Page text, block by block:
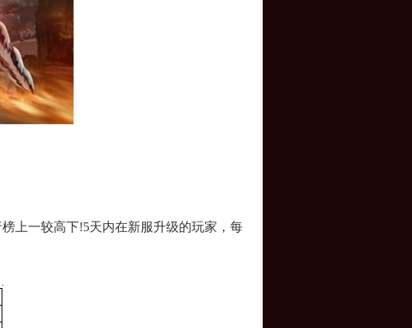
上一较高下!5天内在新服升级的玩家，每